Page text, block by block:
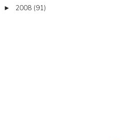
► 2008 (91)